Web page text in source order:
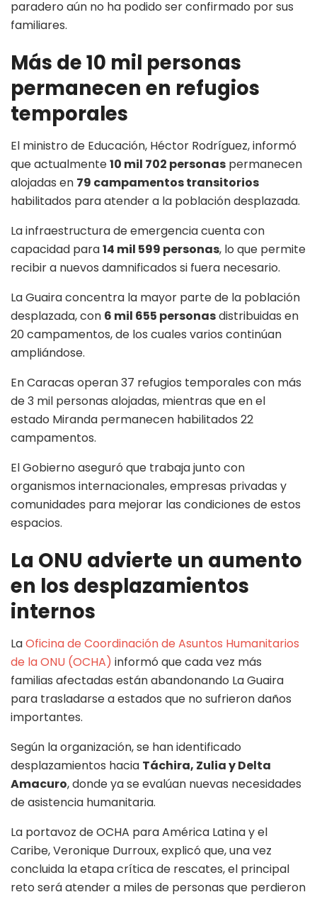
paradero aún no ha podido ser confirmado por sus
familiares.
Más de 10 mil personas
permanecen en refugios
temporales
El ministro de Educación, Héctor Rodríguez, informó
que actualmente10 mil 702 personas permanecen
alojadas en 79 campamentos transitorios
habilitados para atender a la población desplazada.
La infraestructura de emergencia cuenta con
capacidad para14 mil 599 personas, lo que permite
recibir a nuevos damnificados si fuera necesario.
La Guaira concentra la mayor parte de la población
desplazada, con 6 mil 655 personasdistribuidas en
20 campamentos, de los cuales varios continúan
ampliándose.
En Caracas operan 37 refugios temporales con más
de 3 mil personas alojadas, mientras que en el
estado Miranda permanecen habilitados 22
campamentos.
El Gobierno aseguró que trabaja junto con
organismos internacionales, empresas privadas y
comunidades para mejorar las condiciones de estos
espacios.
La ONU advierte un aumento
en los desplazamientos
internos
LaOficina de Coordinación de Asuntos Humanitarios
de la ONU (OCHA) informó que cada vez más
familias afectadas están abandonando La Guaira
para trasladarse a estados que no sufrieron daños
importantes.
Según la organización, se han identificado
desplazamientos hacia Táchira, Zulia y Delta
Amacuro, donde ya se evalúan nuevas necesidades
de asistencia humanitaria.
La portavoz de OCHA para América Latina y el
Caribe, Veronique Durroux, explicó que, una vez
concluida la etapa crítica de rescates, el principal
reto será atender a miles de personas que perdieron